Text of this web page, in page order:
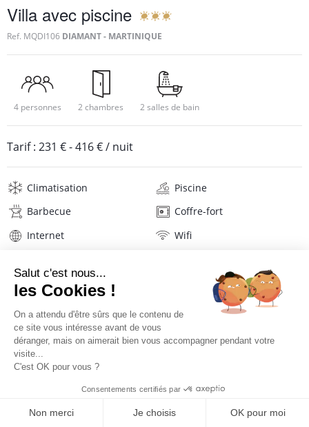
Villa avec piscine
Ref. MQDI106 DIAMANT - MARTINIQUE
4 personnes 2 chambres 2 salles de bain
Tarif : 231 €-416 €/ nuit
Climatisation
Piscine
Barbecue
Coffre-fort
Internet
Wifi
Mat. de repassage
Sèche-cheveux
Linge de maison
TARIFS ET RÉSERVATION
Description